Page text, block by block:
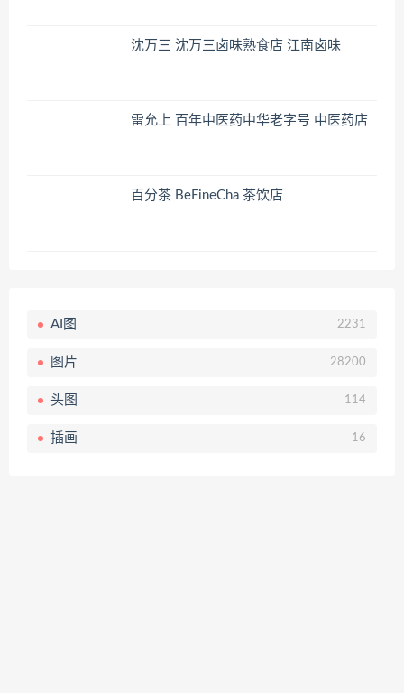
沈万三 沈万三卤味熟食店 江南卤味
雷允上 百年中医药中华老字号 中医药店
百分茶 BeFineCha 茶饮店
AI图 2231
图片 28200
头图 114
插画 16